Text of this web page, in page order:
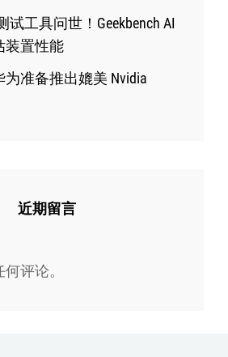
试工具问世！Geekbench AI
装置性能
准备推出媲美 Nvidia
近期留言
评论。